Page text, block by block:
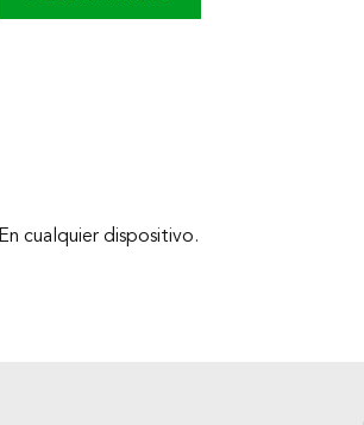
En cualquier dispositivo.